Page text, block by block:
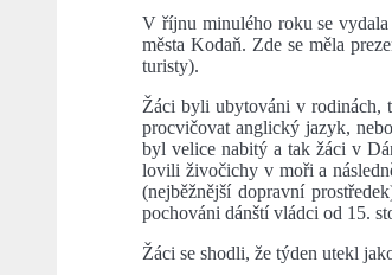
V říjnu minulého roku se
města Kodaň. Zde se měla
turisty).
Žáci byli ubytováni v rodinách,
procvičovat anglický jazyk,
byl velice nabitý a tak žáci v
lovili živočichy v moři a
(nejběžnější dopravní
pochováni dánští vládci od 15.
Žáci se shodli, že týden utekl